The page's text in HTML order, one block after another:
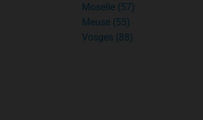
Moselle (57)
Meuse (55)
Vosges (88)